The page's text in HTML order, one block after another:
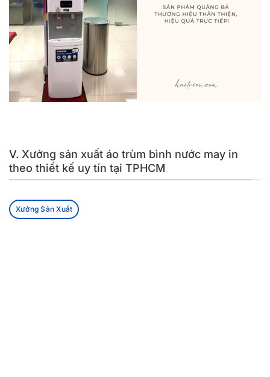
V. Xưởng sản xuất áo trùm bình nước may in
theo thiết kế uy tín tại TPHCM
Xưởng Sản Xuất